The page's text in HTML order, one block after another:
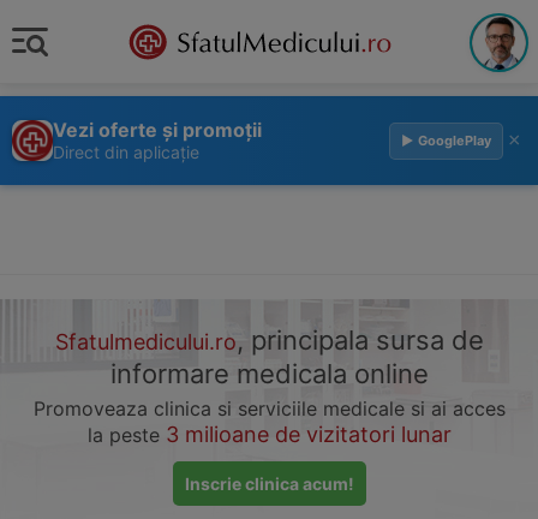
Vezi oferte și promoții
Direct din aplicație
▶ GooglePlay ×
Sfatulmedicului.ro, principala sursa de
informare medicala online
Promoveaza clinica si serviciile medicale si ai acces
la peste 3 milioane de vizitatori lunar
Inscrie clinica acum!